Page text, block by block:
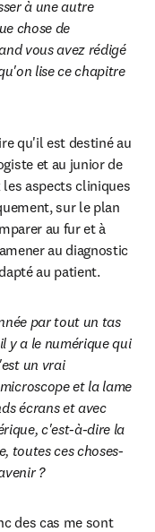
à une autre
chose de
vous avez rédigé
lise ce chapitre
qu'il est destiné au
et au junior de
aspects cliniques
sur le plan
au fur et à
au diagnostic
au patient.
par tout un tas
y a le numérique qui
un vrai
et la lame
écrans et avec
c'est-à-dire la
toutes ces choses-
?
des cas me sont